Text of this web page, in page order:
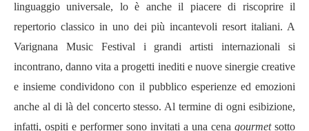
linguaggio universale, lo è anche il piacere di riscoprire il
repertorio classico in uno dei più incantevoli resort italiani. A
Varignana Music Festival i grandi artisti internazionali si
incontrano, danno vita a progetti inediti e nuove sinergie creative
e insieme condividono con il pubblico esperienze ed emozioni
anche al di là del concerto stesso. Al termine di ogni esibizione,
infatti, ospiti e performer sono invitati a una cena gourmetsotto